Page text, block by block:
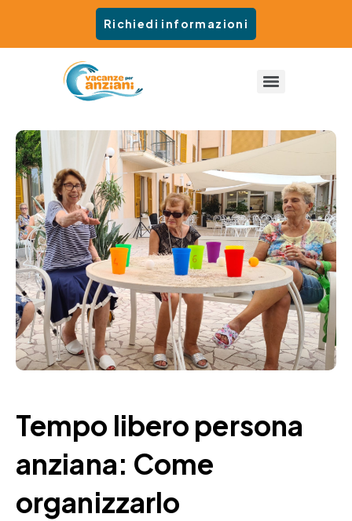
Richiedi informazioni
Tempo libero persona
anziana: Come
organizzarlo